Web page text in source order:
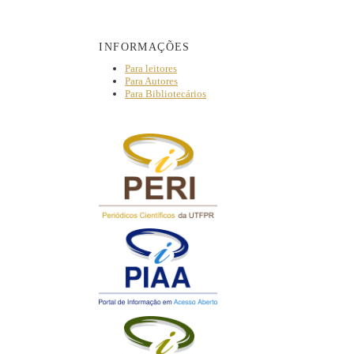
INFORMAÇÕES
Para leitores
Para Autores
Para Bibliotecários